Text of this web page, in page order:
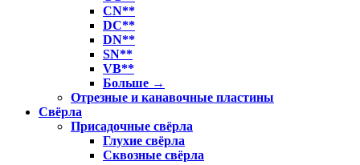
CN**
DC**
DN**
SN**
VB**
Больше →
Отрезные и канавочные пластины
Свёрла
Присадочные свёрла
Глухие свёрла
Сквозные свёрла